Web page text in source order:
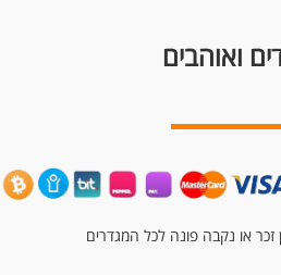
ואוהבים
או נקבה פונה לכל המגדרים